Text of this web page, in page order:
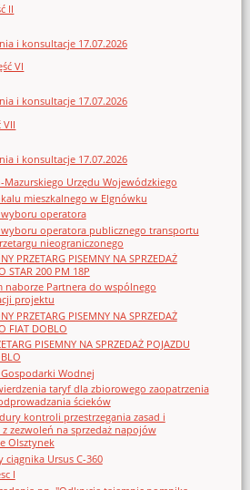
II
i konsultacje 17.07.2026
VI
i konsultacje 17.07.2026
VII
i konsultacje 17.07.2026
Mazurskiego Urzędu Wojewódzkiego
mieszkalnego w Elgnówku
wyboru operatora
wyboru operatora publicznego transportu
nieograniczonego
PRZETARG PISEMNY NA SPRZEDAŻ
STAR 200 PM 18P
naborze Partnera do wspólnego
projektu
PRZETARG PISEMNY NA SPRZEDAŻ
FIAT DOBLO
PISEMNY NA SPRZEDAŻ POJAZDU
Wodnej
taryf dla zbiorowego zaopatrzenia
ścieków
kontroli przestrzegania zasad i
zezwoleń na sprzedaż napojów
Olsztynek
ciągnika Ursus C-360
I